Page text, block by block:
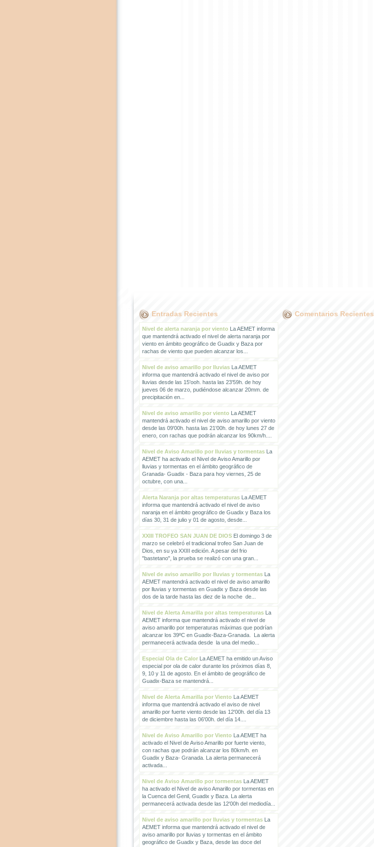
Entradas Recientes
Nivel de alerta naranja por vientoLa AEMET informa
que mantendrá activado el nivel de alerta naranja por
viento en ámbito geográfico de Guadix y Baza por
rachas de viento que pueden alcanzar los...
Nivel de aviso amarillo por lluviasLa AEMET
informa que mantendrá activado el nivel de aviso por
lluvias desde las 15'ooh. hasta las 23'59h. de hoy
jueves 06 de marzo, pudiéndose alcanzar 20mm. de
precipitación en...
Nivel de aviso amarillo por vientoLa AEMET
mantendrá activado el nivel de aviso amarillo por viento
desde las 09'00h. hasta las 21'00h. de hoy lunes 27 de
enero, con rachas que podrán alcanzar los 90km/h....
Nivel de Aviso Amarillo por lluvias y tormentasLa
AEMET ha activado el Nivel de Aviso Amarillo por
lluvias y tormentas en el ámbito geográfico de
Granada- Guadix - Baza para hoy viernes, 25 de
octubre, con una...
Alerta Naranja por altas temperaturasLa AEMET
informa que mantendrá activado el nivel de aviso
naranja en el ámbito geográfico de Guadix y Baza los
días 30, 31 de julio y 01 de agosto, desde...
XXIII TROFEO SAN JUAN DE DIOSEl domingo 3 de
marzo se celebró el tradicional trofeo San Juan de
Dios, en su ya XXIII edición. A pesar del frio
"bastetano", la prueba se realizó con una gran...
Nivel de aviso amarillo por lluvias y tormentasLa
AEMET mantendrá activado el nivel de aviso amarillo
por lluvias y tormentas en Guadix y Baza desde las
dos de la tarde hasta las diez de la noche de...
Nivel de Alerta Amarilla por altas temperaturasLa
AEMET informa que mantendrá activado el nivel de
aviso amarillo por temperaturas máximas que podrían
alcanzar los 39ºC en Guadix-Baza-Granada. La alerta
permanecerá activada desde la una del medio...
Especial Ola de CalorLa AEMET ha emitido un Aviso
especial por ola de calor durante los próximos días 8,
9, 10 y 11 de agosto. En el ámbito de geográfico de
Guadix-Baza se mantendrá...
Nivel de Alerta Amarilla por VientoLa AEMET
informa que mantendrá activado el aviso de nivel
amarillo por fuerte viento desde las 12'00h. del día 13
de diciembre hasta las 06'00h. del día 14....
Nivel de Aviso Amarillo por VientoLa AEMET ha
activado el Nivel de Aviso Amarillo por fuerte viento,
con rachas que podrán alcanzar los 80km/h. en
Guadix y Baza- Granada. La alerta permanecerá
activada...
Nivel de Aviso Amarillo por tormentasLa AEMET
ha activado el Nivel de aviso Amarillo por tormentas en
la Cuenca del Genil, Guadix y Baza. La alerta
permanecerá activada desde las 12'00h del mediodía...
Nivel de aviso amarillo por lluvias y tormentasLa
AEMET informa que mantendrá activado el nivel de
aviso amarillo por lluvias y tormentas en el ámbito
geográfico de Guadix y Baza, desde las doce del
Comentarios Recientes